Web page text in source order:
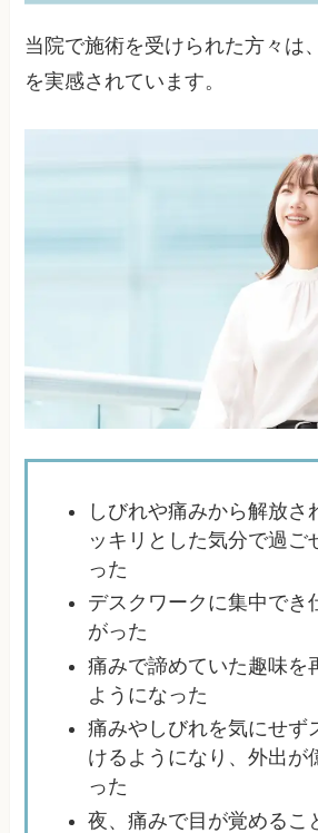
当院で施術を受けられた方々は
を実感されています。
しびれや痛みから解放さ
ッキリとした気分で過ご
った
デスクワークに集中でき
がった
痛みで諦めていた趣味を
ようになった
痛みやしびれを気にせず
けるようになり、外出が
った
夜、痛みで目が覚めるこ